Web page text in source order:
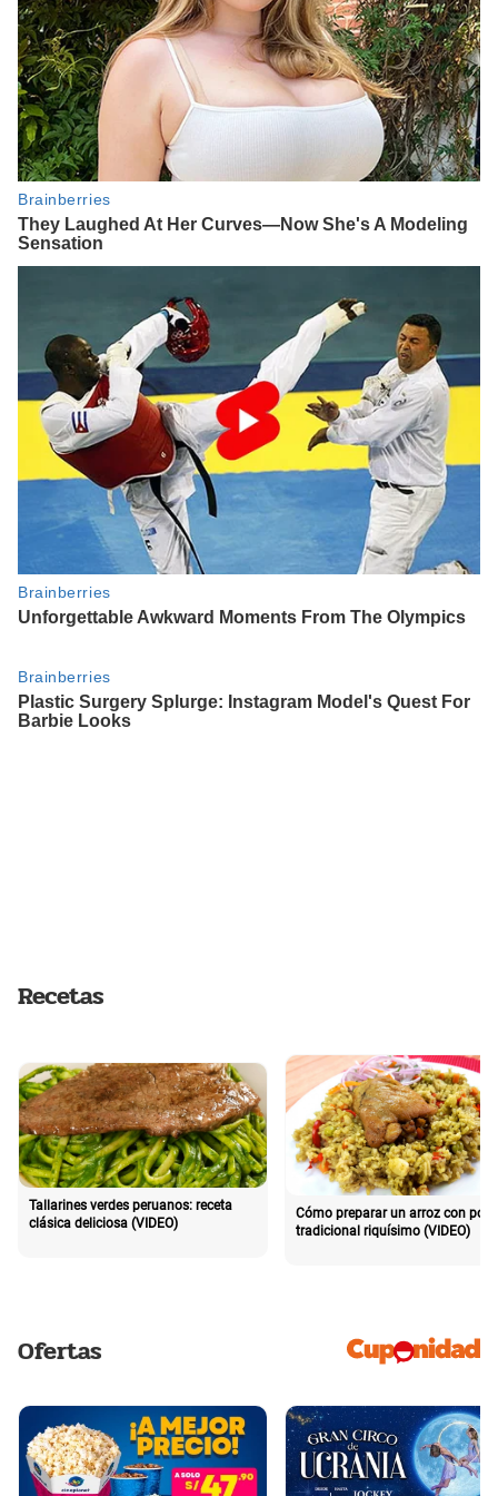
Recetas
Tallarines verdes peruanos: receta
clásica deliciosa (VIDEO)
Cómo preparar un arroz con pollo
tradicional riquísimo (VIDEO)
Ofertas